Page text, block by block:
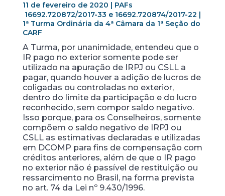
11 de fevereiro de 2020 | PAFs
16692.720872/2017-33 e 16692.720874/2017-22 |
1ª Turma Ordinária da 4ª Câmara da 1ª Seção do
CARF
A Turma, por unanimidade, entendeu que o
IR pago no exterior somente pode ser
utilizado na apuração de IRPJ ou CSLL a
pagar, quando houver a adição de lucros de
coligadas ou controladas no exterior,
dentro do limite da participação e do lucro
reconhecido, sem compor saldo negativo.
Isso porque, para os Conselheiros, somente
compõem o saldo negativo de IRPJ ou
CSLL as estimativas declaradas e utilizadas
em DCOMP para fins de compensação com
créditos anteriores, além de que o IR pago
no exterior não é passível de restituição ou
ressarcimento no Brasil, na forma prevista
no art. 74 da Lei nº 9.430/1996.